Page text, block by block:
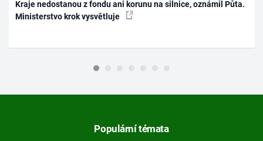
Kraje nedostanou z fondu ani korunu na silnice, oznámil Půta.
Ministerstvo krok vysvětluje
Populární témata